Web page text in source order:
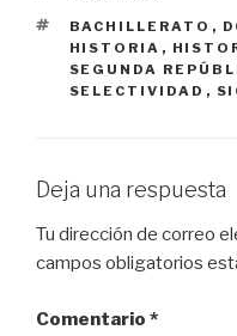
ETIQUETAS
BACHILLERATO ,
HISTORIA ,
SEGUNDA
SELECTIVIDAD ,
Deja una respuesta
Tu dirección de correo
campos obligatorios
Comentario *